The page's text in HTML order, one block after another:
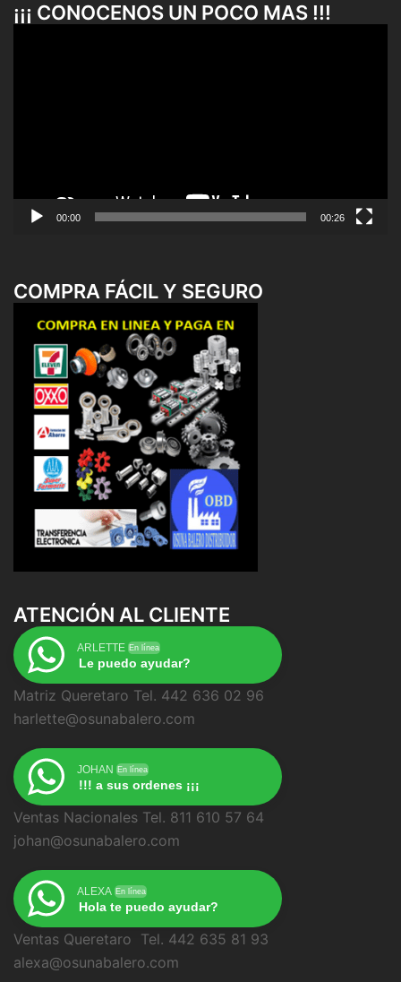
¡¡¡ CONOCENOS UN POCO MAS !!!
00:00 00:26
COMPRA FÁCIL Y SEGURO
ATENCIÓN AL CLIENTE
ARLETTE En línea
Le puedo ayudar?
Matriz Queretaro Tel. 442 636 02 96
harlette@osunabalero.com
JOHAN En línea
!!! a sus ordenes ¡¡¡
Ventas Nacionales Tel. 811 610 57 64
johan@osunabalero.com
ALEXA En línea
Hola te puedo ayudar?
Ventas Queretaro Tel. 442 635 81 93
alexa@osunabalero.com